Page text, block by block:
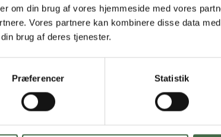
om din brug af vores hjemmeside med vores
Vores partnere kan kombinere disse data
brug af deres tjenester.
Præferencer Statistik
fagforeninger for soldater i forsvaret indgår
Fællesudvalg), der forhandler på
Arbejdsgiveren, altså staten, repræsenteres
og Kompetencestyrelsen), der hører under
først for alvor gik i gang her i januar, blev
hvor de enkelte organisationer i CFU havde
hvad der var vigtigt for lige præcis dem.
af CFU for at formulere lønmodtagernes fælles